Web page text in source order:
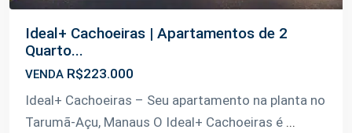
Ideal+ Cachoeiras | Apartamentos de 2
Quarto...
VENDA R$223.000
Ideal+ Cachoeiras – Seu apartamento na planta no
Tarumã-Açu, Manaus O Ideal+ Cachoeiras é ...